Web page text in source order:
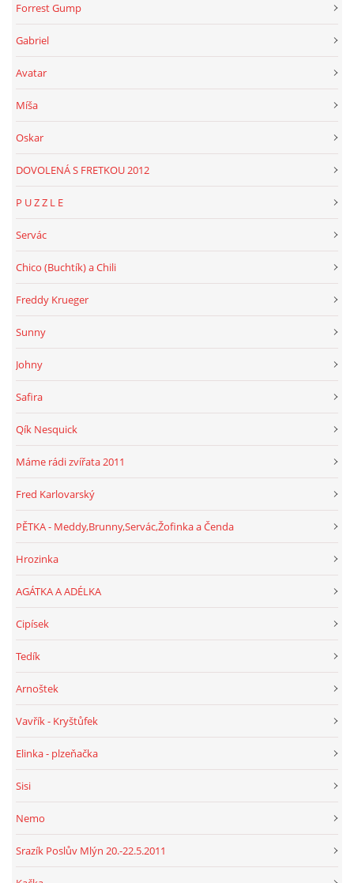
Forrest Gump
Gabriel
Avatar
Míša
Oskar
DOVOLENÁ S FRETKOU 2012
P U Z Z L E
Servác
Chico (Buchtík) a Chili
Freddy Krueger
Sunny
Johny
Safira
Qík Nesquick
Máme rádi zvířata 2011
Fred Karlovarský
PĚTKA - Meddy,Brunny,Servác,Žofinka a Čenda
Hrozinka
AGÁTKA A ADÉLKA
Cipísek
Tedík
Arnoštek
Vavřík - Kryštůfek
Elinka - plzeňačka
Sisi
Nemo
Srazík Poslův Mlýn 20.-22.5.2011